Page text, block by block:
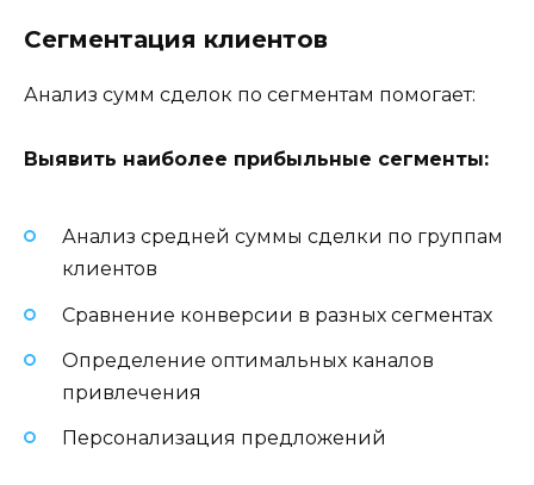
Сегментация клиентов
Анализ сумм сделок по сегментам помогает:
Выявить наиболее прибыльные сегменты:
Анализ средней суммы сделки по группам
клиентов
Сравнение конверсии в разных сегментах
Определение оптимальных каналов
привлечения
Персонализация предложений